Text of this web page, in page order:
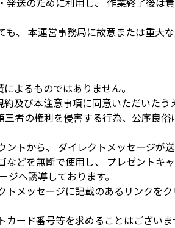
、 本運営事務局に故意または重大
よるものではありません。
及び本注意事項に同意いただいたう
者の権利を侵害する行為、公序良
トから、 ダイレクトメッセージが
どを無断で使用し、 プレゼントキ
へ誘導しております。
メッセージに記載のあるリンクを
ード番号等を求めることはございま